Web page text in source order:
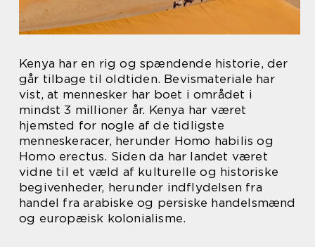
Kenya har en rig og spændende historie, der
går tilbage til oldtiden. Bevismateriale har
vist, at mennesker har boet i området i
mindst 3 millioner år. Kenya har været
hjemsted for nogle af de tidligste
menneskeracer, herunder Homo habilis og
Homo erectus. Siden da har landet været
vidne til et væld af kulturelle og historiske
begivenheder, herunder indflydelsen fra
handel fra arabiske og persiske handelsmænd
og europæisk kolonialisme.